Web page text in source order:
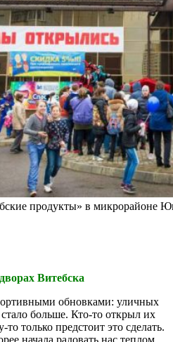
продукты» в микрорайоне
Витебска
обновками: уличных
больше. Кто-то открыл их
только предстоит это сделать.
начала радовать нас теплом,